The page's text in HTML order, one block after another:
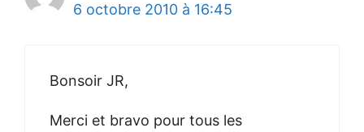
6 octobre 2010 à 16:45
Bonsoir JR,
Merci et bravo pour tous les